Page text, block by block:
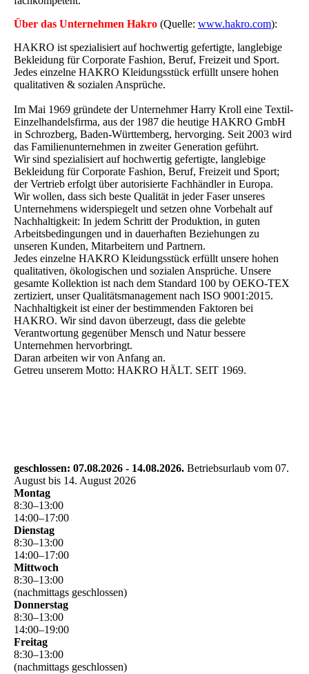
Über das Unternehmen Hakro (Quelle: www.hakro.com):
HAKRO ist spezialisiert auf hochwertig gefertigte, langlebige
Bekleidung für Corporate Fashion, Beruf, Freizeit und Sport.
Jedes einzelne HAKRO Kleidungsstück erfüllt unsere hohen
qualitativen & sozialen Ansprüche.
Im Mai 1969 gründete der Unternehmer Harry Kroll eine Textil-
Einzelhandelsfirma, aus der 1987 die heutige HAKRO GmbH
in Schrozberg, Baden-Württemberg, hervorging. Seit 2003 wird
das Familienunternehmen in zweiter Generation geführt.
Wir sind spezialisiert auf hochwertig gefertigte, langlebige
Bekleidung für Corporate Fashion, Beruf, Freizeit und Sport;
der Vertrieb erfolgt über autorisierte Fachhändler in Europa.
Wir wollen, dass sich beste Qualität in jeder Faser unseres
Unternehmens widerspiegelt und setzen ohne Vorbehalt auf
Nachhaltigkeit: In jedem Schritt der Produktion, in guten
Arbeitsbedingungen und in dauerhaften Beziehungen zu
unseren Kunden, Mitarbeitern und Partnern.
Jedes einzelne HAKRO Kleidungsstück erfüllt unsere hohen
qualitativen, ökologischen und sozialen Ansprüche. Unsere
gesamte Kollektion ist nach dem Standard 100 by OEKO-TEX
zertiziert, unser Qualitätsmanagement nach ISO 9001:2015.
Nachhaltigkeit ist einer der bestimmenden Faktoren bei
HAKRO. Wir sind davon überzeugt, dass die gelebte
Verantwortung gegenüber Mensch und Natur bessere
Unternehmen hervorbringt.
Daran arbeiten wir von Anfang an.
Getreu unserem Motto: HAKRO HÄLT. SEIT 1969.
geschlossen: 07.08.2026 - 14.08.2026. Betriebsurlaub vom 07.
August bis 14. August 2026
Montag
8:30–13:00
14:00–17:00
Dienstag
8:30–13:00
14:00–17:00
Mittwoch
8:30–13:00
(nachmittags geschlossen)
Donnerstag
8:30–13:00
14:00–19:00
Freitag
8:30–13:00
(nachmittags geschlossen)